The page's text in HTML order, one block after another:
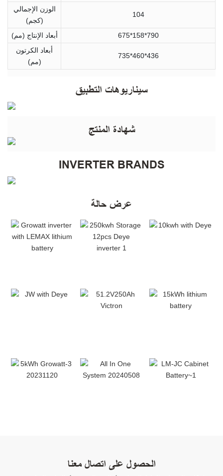
الوزن الإجمالي
(كجم)
104
أبعاد الإنتاج (مم)
675*158*790
أبعاد الكرتون
(مم)
735*460*436
سيناريوهات التطبيق
شهادة المنتج
INVERTER BRANDS
عرض حالة
الحصول على اتصال معنا